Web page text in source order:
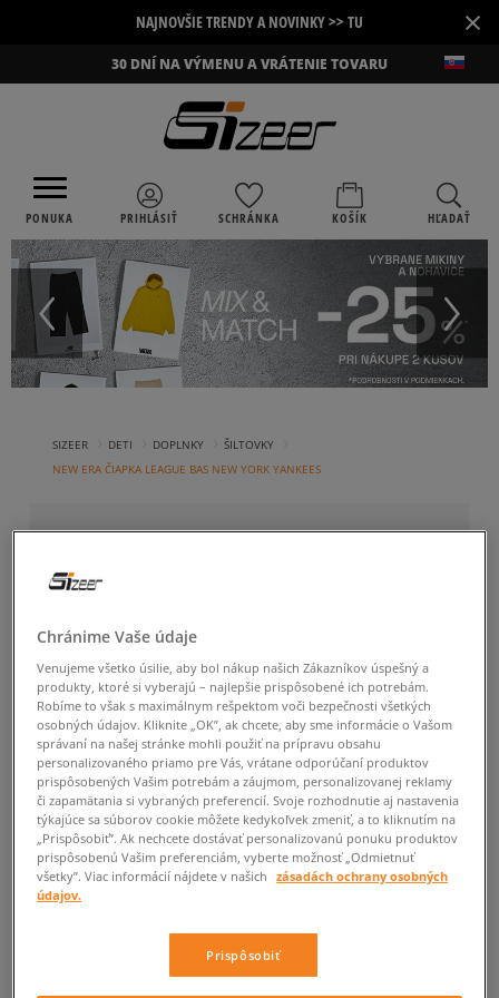
NAJNOVŠIE TRENDY A NOVINKY >> TU ×
30 DNÍ NA VÝMENU A VRÁTENIE TOVARU
PONUKA PRIHLÁSIŤ SCHRÁNKA KOŠÍK HĽADAŤ
SIZEER DETI DOPLNKY ŠILTOVKY
NEW ERA ČIAPKA LEAGUE BAS NEW YORK YANKEES
Chránime Vaše údaje
Venujeme všetko úsilie, aby bol nákup našich Zákazníkov úspešný a
produkty, ktoré si vyberajú – najlepšie prispôsobené ich potrebám.
Robíme to však s maximálnym rešpektom voči bezpečnosti všetkých
osobných údajov. Kliknite „OK”, ak chcete, aby sme informácie o Vašom
správaní na našej stránke mohli použiť na prípravu obsahu
personalizovaného priamo pre Vás, vrátane odporúčaní produktov
prispôsobených Vašim potrebám a záujmom, personalizovanej reklamy
či zapamätania si vybraných preferencií. Svoje rozhodnutie aj nastavenia
týkajúce sa súborov cookie môžete kedykoľvek zmeniť, a to kliknutím na
„Prispôsobiť”. Ak nechcete dostávať personalizovanú ponuku produktov
prispôsobenú Vašim preferenciám, vyberte možnosť „Odmietnuť
všetky”. Viac informácií nájdete v našich
zásadách ochrany osobných
údajov.
Prispôsobiť